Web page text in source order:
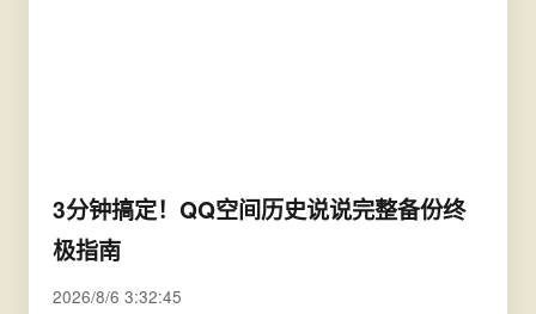
3分钟搞定！QQ空间历史说说完整备份终
极指南
2026/8/6 3:32:45